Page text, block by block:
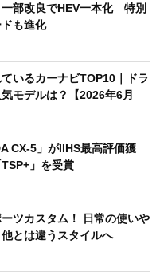
一部改良でHEV一本化 特別
も進化
ているカーナビTOP10｜ドラ
モデルは？【2026年6月
CX-5」がIIHS最高評価獲
」を受賞
ツカスタム！ 日常の使いや
とは違うスタイルへ